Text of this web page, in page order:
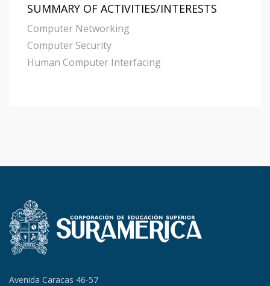
SUMMARY OF ACTIVITIES/INTERESTS
Computer Networking
Computer Security
Human Computer Interfacing
Avenida Caracas 46-57